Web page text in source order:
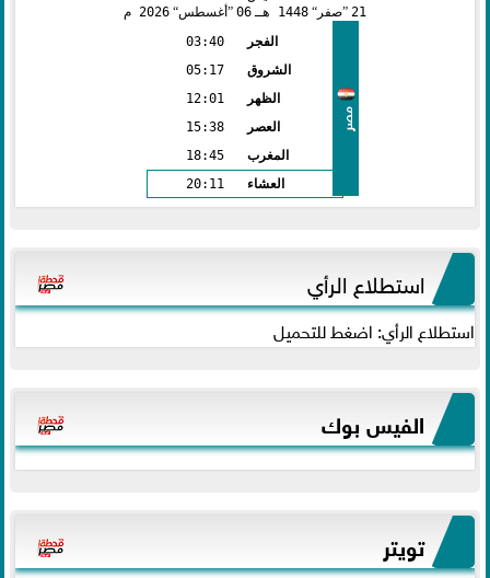
21 صفر 1448 هـ 06 أغسطس 2026 م
مصر
الفجر
03:40
الشروق
05:17
الظهر
12:01
العصر
15:38
المغرب
18:45
العشاء
20:11
استطلاع الرأي
استطلاع الرأي: اضغط للتحميل
الفيس بوك
تويتر